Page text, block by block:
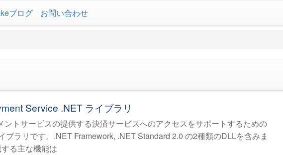
ブログ お問い合わせ
Service .NET ライブラリ
ントサービスの提供する決済サービスへのアクセスをサポートするための
ブラリです。.NET Framework, .NET Standard 2.0 の2種類のDLLを含みま
る主な機能は